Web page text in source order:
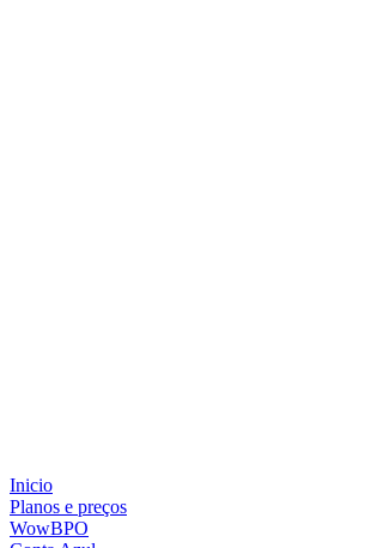
Inicio
Planos e preços
WowBPO